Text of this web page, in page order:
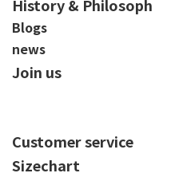
History & Philosoph
Blogs
news
Join us
Customer service
Sizechart